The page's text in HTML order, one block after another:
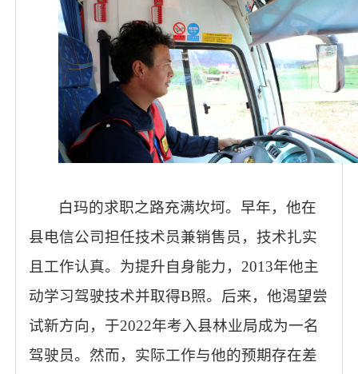
白玛的求职之路充满坎坷。早年，他在
县电信公司担任技术员兼销售员，技术扎实
且工作认真。为提升自身能力，2013年他主
动学习驾驶技术并取得B照。后来，他渴望尝
试新方向，于2022年考入县林业局成为一名
驾驶员。然而，实际工作与他的预期存在差